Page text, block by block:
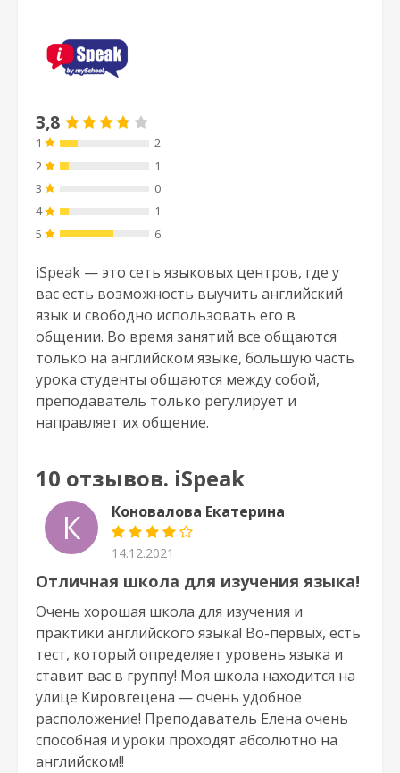
3,8
1
2
2
1
3
0
4
1
5
6
iSpeak — это сеть языковых центров, где у
вас есть возможность выучить английский
язык и свободно использовать его в
общении. Во время занятий все общаются
только на английском языке, большую часть
урока студенты общаются между собой,
преподаватель только регулирует и
направляет их общение.
10 отзывов. iSpeak
К Коновалова Екатерина
14.12.2021
Отличная школа для изучения языка!
Очень хорошая школа для изучения и
практики английского языка! Во-первых, есть
тест, который определяет уровень языка и
ставит вас в группу! Моя школа находится на
улице Кировгецена — очень удобное
расположение! Преподаватель Елена очень
способная и уроки проходят абсолютно на
английском!!